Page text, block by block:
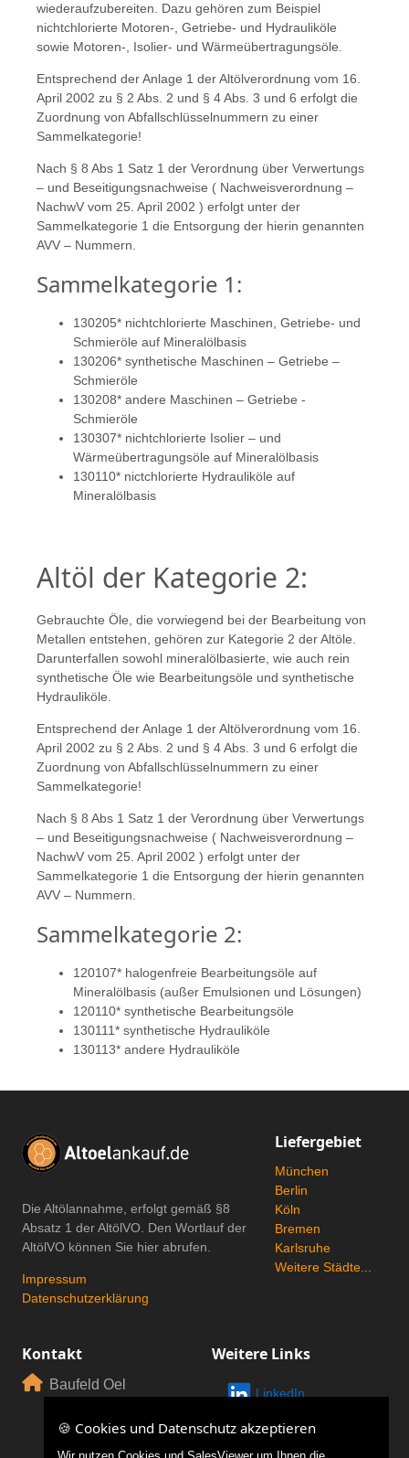
wiederaufzubereiten. Dazu gehören zum Beispiel
nichtchlorierte Motoren-, Getriebe- und Hydrauliköle
sowie Motoren-, Isolier- und Wärmeübertragungsöle.
Entsprechend der Anlage 1 der Altölverordnung vom 16.
April 2002 zu § 2 Abs. 2 und § 4 Abs. 3 und 6 erfolgt die
Zuordnung von Abfallschlüsselnummern zu einer
Sammelkategorie!
Nach § 8 Abs 1 Satz 1 der Verordnung über Verwertungs
– und Beseitigungsnachweise ( Nachweisverordnung –
NachwV vom 25. April 2002 ) erfolgt unter der
Sammelkategorie 1 die Entsorgung der hierin genannten
AVV – Nummern.
Sammelkategorie 1:
130205* nichtchlorierte Maschinen, Getriebe- und
Schmieröle auf Mineralölbasis
130206* synthetische Maschinen – Getriebe –
Schmieröle
130208* andere Maschinen – Getriebe -
Schmieröle
130307* nichtchlorierte Isolier – und
Wärmeübertragungsöle auf Mineralölbasis
130110* nictchlorierte Hydrauliköle auf
Mineralölbasis
Altöl der Kategorie 2:
Gebrauchte Öle, die vorwiegend bei der Bearbeitung von
Metallen entstehen, gehören zur Kategorie 2 der Altöle.
Darunterfallen sowohl mineralölbasierte, wie auch rein
synthetische Öle wie Bearbeitungsöle und synthetische
Hydrauliköle.
Entsprechend der Anlage 1 der Altölverordnung vom 16.
April 2002 zu § 2 Abs. 2 und § 4 Abs. 3 und 6 erfolgt die
Zuordnung von Abfallschlüsselnummern zu einer
Sammelkategorie!
Nach § 8 Abs 1 Satz 1 der Verordnung über Verwertungs
– und Beseitigungsnachweise ( Nachweisverordnung –
NachwV vom 25. April 2002 ) erfolgt unter der
Sammelkategorie 1 die Entsorgung der hierin genannten
AVV – Nummern.
Sammelkategorie 2:
120107* halogenfreie Bearbeitungsöle auf
Mineralölbasis (außer Emulsionen und Lösungen)
120110* synthetische Bearbeitungsöle
130111* synthetische Hydrauliköle
130113* andere Hydrauliköle
Die Altölannahme, erfolgt gemäß §8
Absatz 1 der AltölVO. Den Wortlauf der
AltölVO können Sie hier abrufen.
Impressum
Datenschutzerklärung
Liefergebiet
München
Berlin
Köln
Bremen
Karlsruhe
Weitere Städte...
Kontakt
Baufeld Oel
Motorstr. 56
80809 München
Weitere Links
LinkedIn
🍪 Cookies und Datenschutz akzeptieren